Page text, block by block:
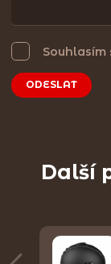
Souhlasím
ODESLAT
Další